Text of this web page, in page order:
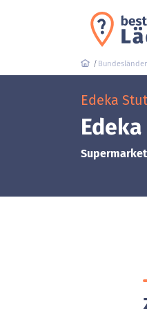
Bundesländer
Edeka
Edeka
Supermarket